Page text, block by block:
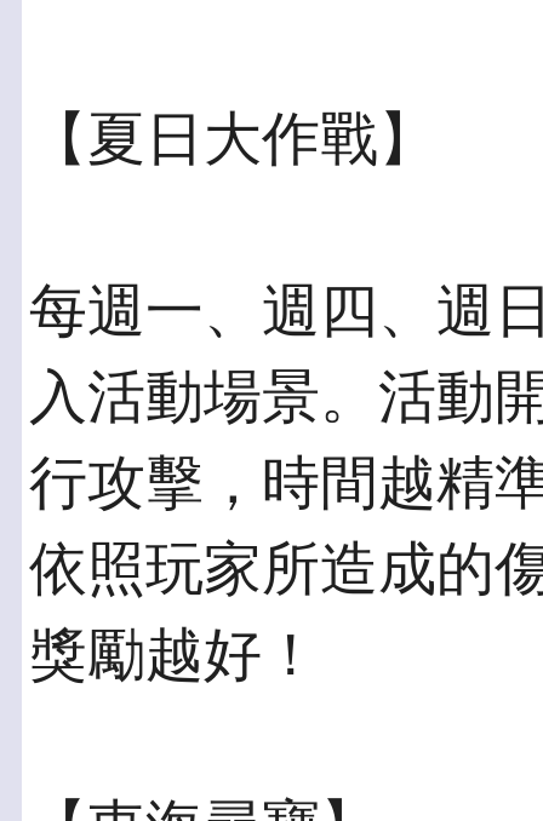
【夏日大作戰】
每週一、週四、週
入活動場景。活動
行攻擊，時間越精
依照玩家所造成的
獎勵越好！